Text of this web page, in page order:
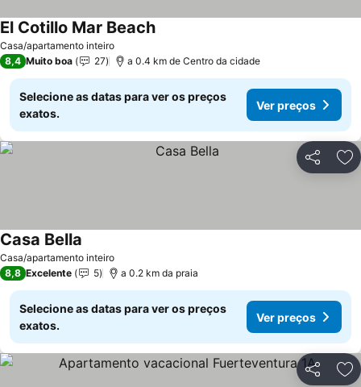
Casa/apartamento inteiro
El Cotillo Mar Beach
8,4 Muito boa 27 a 0.4 km de Centro da cidade
Selecione as datas para ver os preços
exatos.
Ver preços
Partilhar
Casa/apartamento inteiro
Casa Bella
8,8 Excelente 5 a 0.2 km da praia
Selecione as datas para ver os preços
exatos.
Ver preços
Partilhar